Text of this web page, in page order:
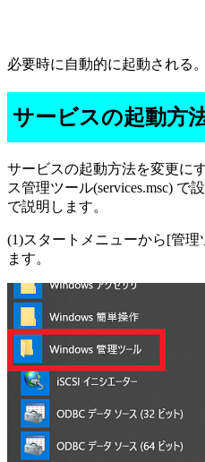
必要時に自動的に起動される。
サービスの起動方
サービスの起動方法を変更に
ス管理ツール(services.msc) で
で説明します。
(1)スタートメニューから[管
ます。